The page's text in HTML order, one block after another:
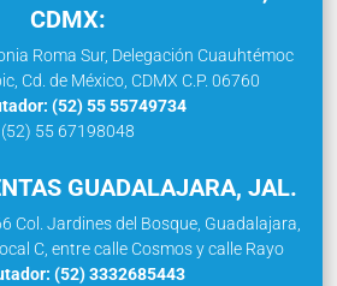
CDMX:
Roma Sur, Delegación Cuauhtémoc
Cd. de México, CDMX C.P. 06760
(52) 55 55749734
(52) 55 67198048
GUADALAJARA, JAL.
Col. Jardines del Bosque, Guadalajara,
C, entre calle Cosmos y calle Rayo
(52) 3332685443